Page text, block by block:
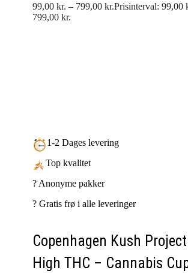
99,00 kr. – 799,00 kr.Prisinterval: 99,00
799,00 kr.
1-2 Dages levering
Top kvalitet
?️ Anonyme pakker
?️ Gratis frø i alle leveringer
Copenhagen Kush
High THC – Cannabis